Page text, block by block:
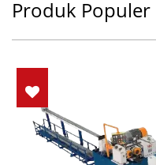
Produk Populer